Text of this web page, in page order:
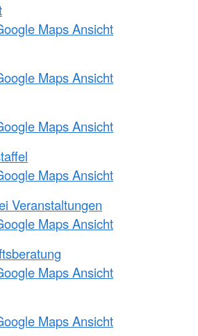
Maps Ansicht
Maps Ansicht
Maps Ansicht
Maps Ansicht
Veranstaltungen
Maps Ansicht
Maps Ansicht
Maps Ansicht